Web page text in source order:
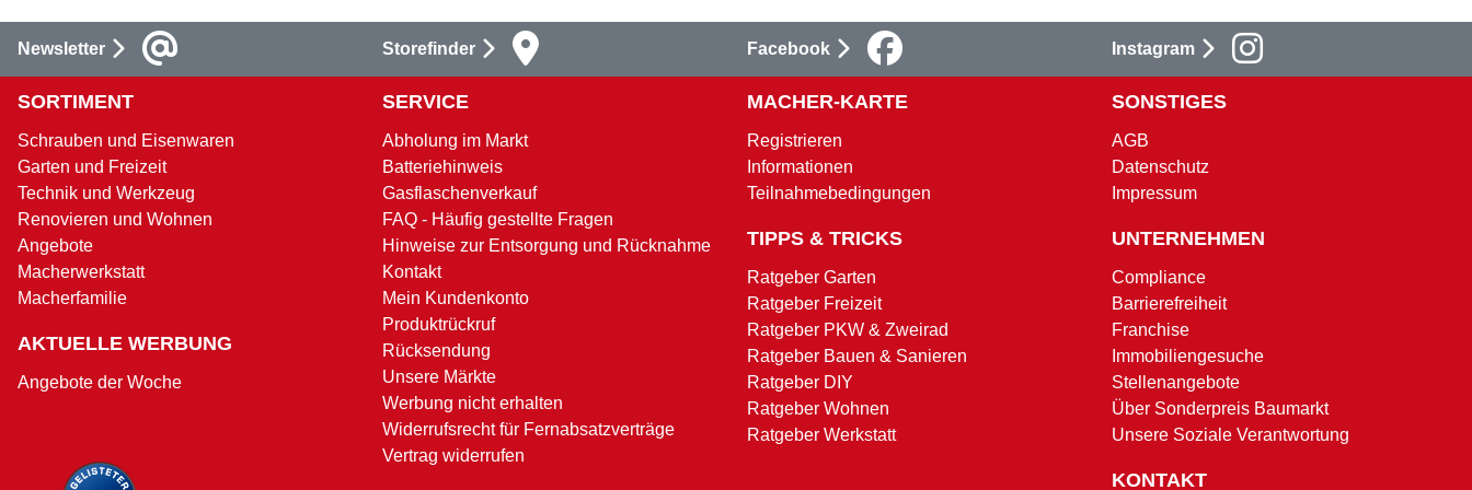
Newsletter Storefinder Facebook Instagram
SORTIMENT
Schrauben und Eisenwaren
Garten und Freizeit
Technik und Werkzeug
Renovieren und Wohnen
Angebote
Macherwerkstatt
Macherfamilie
AKTUELLE WERBUNG
Angebote der Woche
SERVICE
Abholung im Markt
Batteriehinweis
Gasflaschenverkauf
FAQ - Häufig gestellte Fragen
Hinweise zur Entsorgung und Rücknahme
Kontakt
Mein Kundenkonto
Produktrückruf
Rücksendung
Unsere Märkte
Werbung nicht erhalten
Widerrufsrecht für Fernabsatzverträge
Vertrag widerrufen
MACHER-KARTE
Registrieren
Informationen
Teilnahmebedingungen
TIPPS & TRICKS
Ratgeber Garten
Ratgeber Freizeit
Ratgeber PKW & Zweirad
Ratgeber Bauen & Sanieren
Ratgeber DIY
Ratgeber Wohnen
Ratgeber Werkstatt
SONSTIGES
AGB
Datenschutz
Impressum
UNTERNEHMEN
Compliance
Barrierefreiheit
Franchise
Immobiliengesuche
Stellenangebote
Über Sonderpreis Baumarkt
Unsere Soziale Verantwortung
KONTAKT